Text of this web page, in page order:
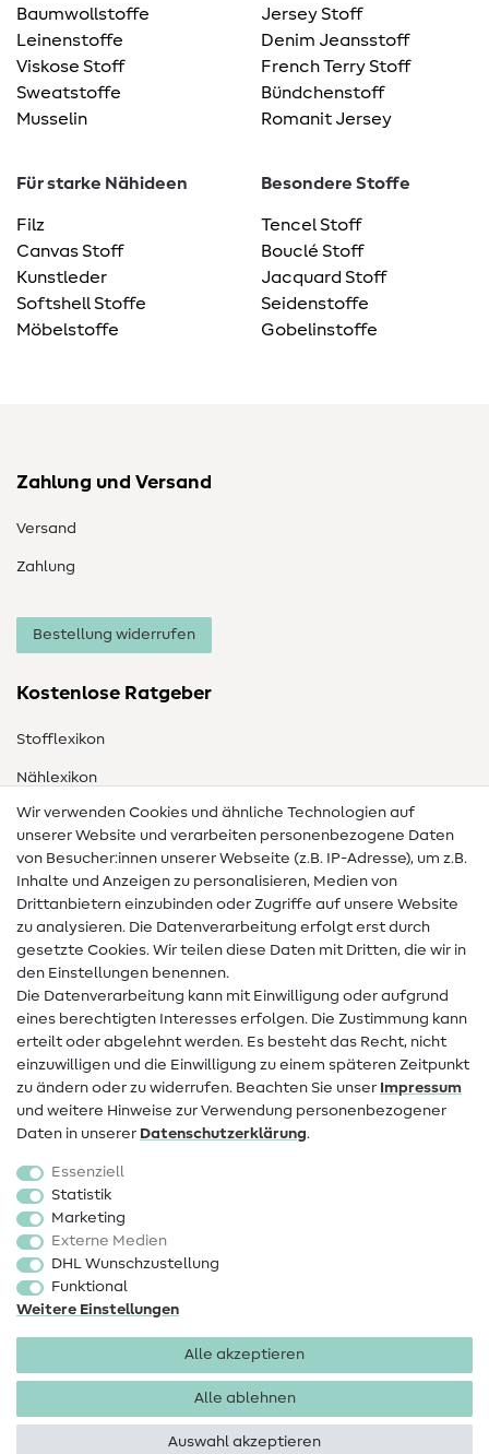
Baumwollstoffe
Leinenstoffe
Viskose Stoff
Sweatstoffe
Musselin
Jersey Stoff
Denim Jeansstoff
French Terry Stoff
Bündchenstoff
Romanit Jersey
Für starke Nähideen
Filz
Canvas Stoff
Kunstleder
Softshell Stoffe
Möbelstoffe
Besondere Stoffe
Tencel Stoff
Bouclé Stoff
Jacquard Stoff
Seidenstoffe
Gobelinstoffe
Zahlung und Versand
Versand
Zahlung
Bestellung widerrufen
Kostenlose Ratgeber
Stofflexikon
Nählexikon
Nähanleitungen
Hilfe & Kontakt
Kontakt
Infos zum Betreiberwechsel
FAQ
Widerrufsrecht
Beliebt
Stoffe
Sale
Schnittmuster
Wir verwenden Cookies und ähnliche Technologien auf
unserer Website und verarbeiten personenbezogene Daten
von Besucher:innen unserer Webseite (z.B. IP-Adresse), um z.B.
Inhalte und Anzeigen zu personalisieren, Medien von
Drittanbietern einzubinden oder Zugriffe auf unsere Website
zu analysieren. Die Datenverarbeitung erfolgt erst durch
gesetzte Cookies. Wir teilen diese Daten mit Dritten, die wir in
den Einstellungen benennen.
Die Datenverarbeitung kann mit Einwilligung oder aufgrund
eines berechtigten Interesses erfolgen. Die Zustimmung kann
erteilt oder abgelehnt werden. Es besteht das Recht, nicht
einzuwilligen und die Einwilligung zu einem späteren Zeitpunkt
zu ändern oder zu widerrufen. Beachten Sie unser Impressum
und weitere Hinweise zur Verwendung personenbezogener
Daten in unserer Daten­schutz­erklärung.
Essenziell
Statistik
Marketing
Externe Medien
DHL Wunschzustellung
Funktional
Weitere Einstellungen
Alle akzeptieren
Alle ablehnen
Auswahl akzeptieren
Impressum Datenschutz
AGB
Copyright 2026 SewIY GmbH